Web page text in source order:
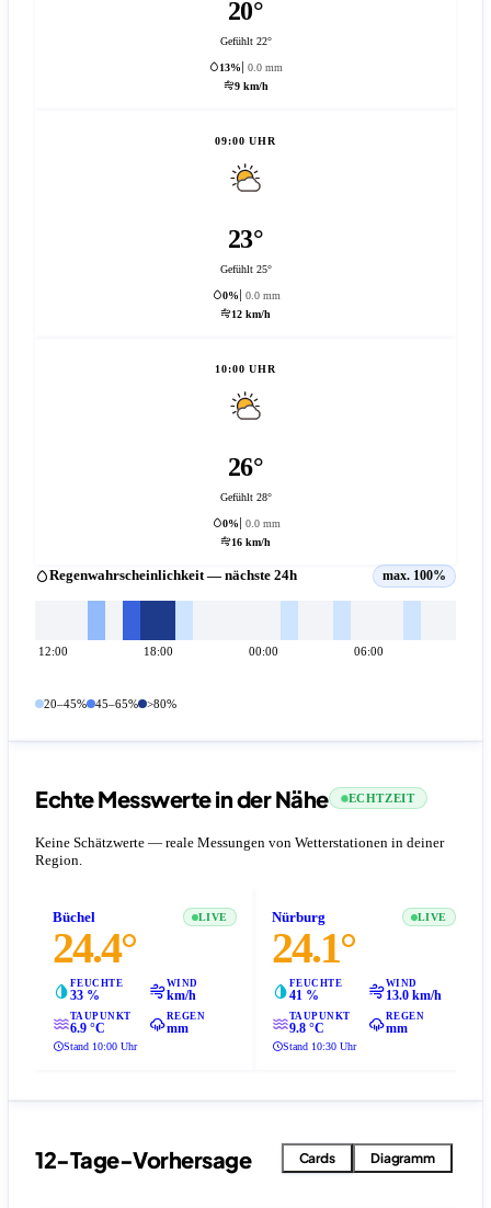
20°
Gefühlt 22°
13%
0.0 mm
9 km/h
09:00 UHR
23°
Gefühlt 25°
0%
0.0 mm
12 km/h
10:00 UHR
26°
Gefühlt 28°
0%
0.0 mm
16 km/h
Regenwahrscheinlichkeit — nächste 24h max. 100%
12:00 18:00 00:00 06:00
20–45% 45–65% >80%
Echte Messwerte in der Nähe ECHTZEIT
Keine Schätzwerte — reale Messungen von Wetterstationen in deiner
Region.
Büchel LIVE
24.4°
FEUCHTE
33 %
WIND
km/h
TAUPUNKT
6.9 °C
REGEN
mm
Stand 10:00 Uhr
Nürburg LIVE
24.1°
FEUCHTE
41 %
WIND
13.0 km/h
TAUPUNKT
9.8 °C
REGEN
mm
Stand 10:30 Uhr
12-Tage-Vorhersage Cards Diagramm